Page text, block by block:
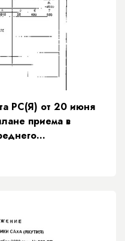
РС(Я) от 20 июня
приема в